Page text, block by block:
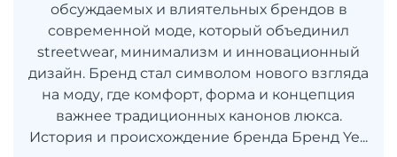
обсуждаемых и влиятельных брендов в
современной моде, который объединил
streetwear, минимализм и инновационный
дизайн. Бренд стал символом нового взгляда
на моду, где комфорт, форма и концепция
важнее традиционных канонов люкса.
История и происхождение бренда Бренд Ye...